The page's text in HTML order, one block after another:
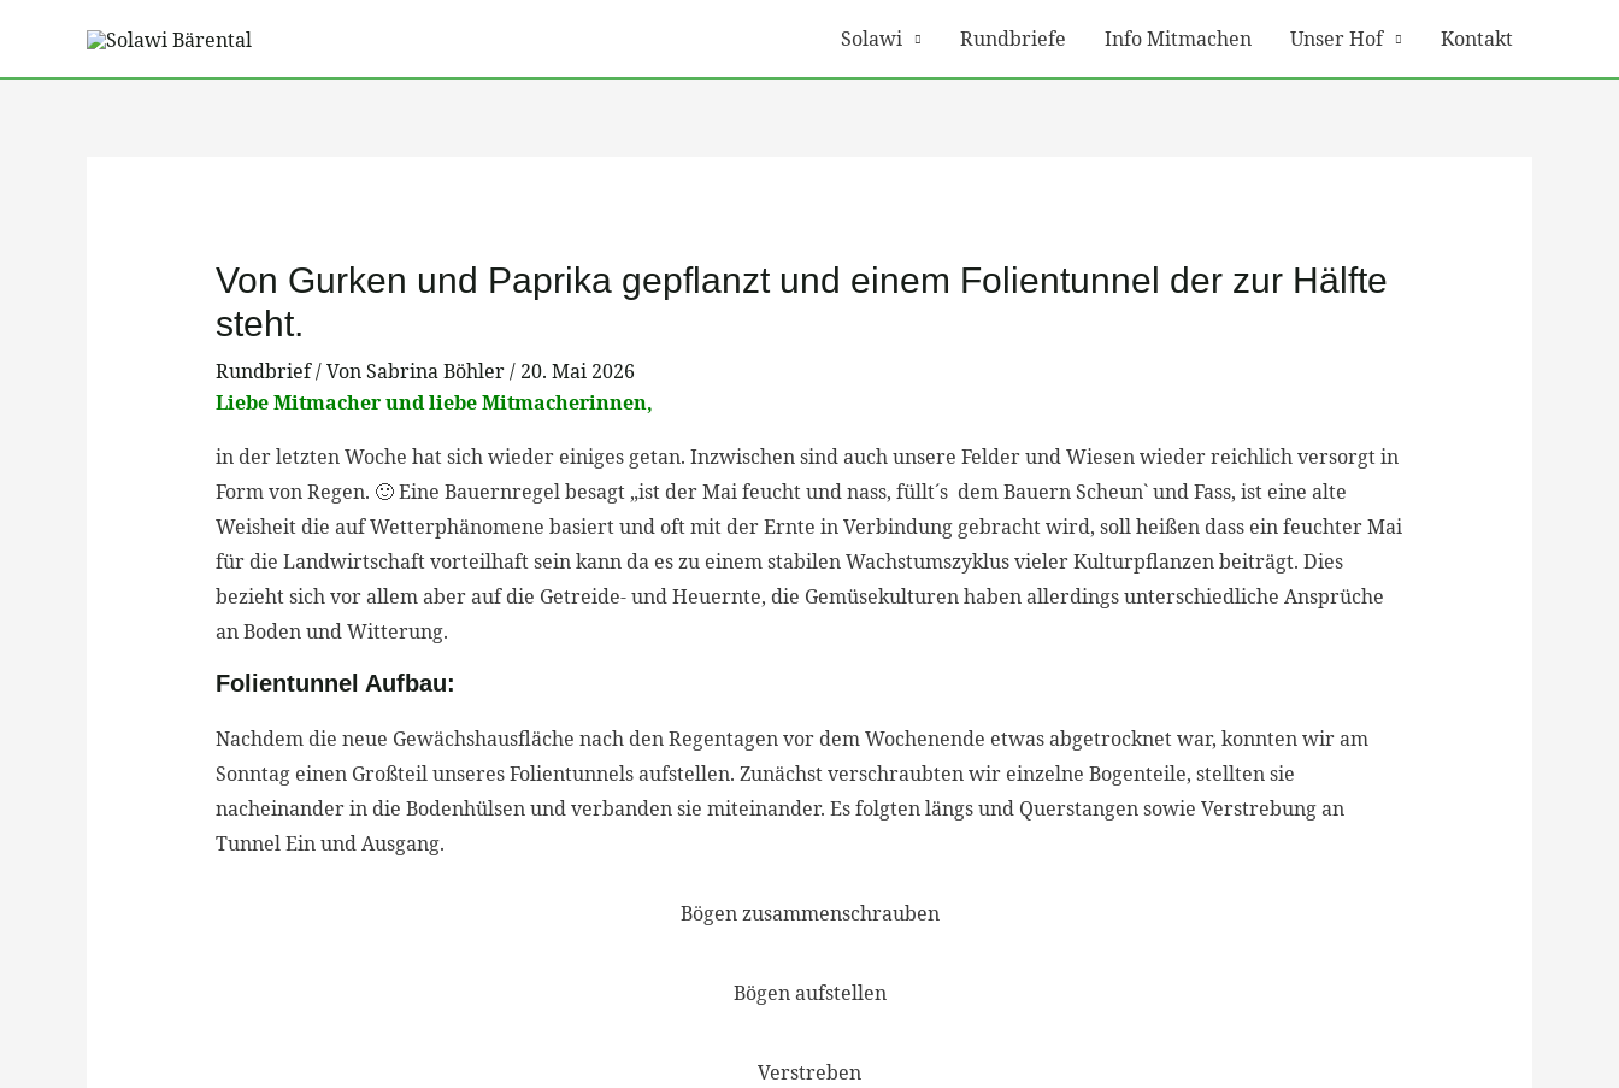
springen
Solawi Rundbriefe Info Mitmachen Unser Hof Kontakt
Von Gurken und Paprika gepflanzt und einem Folientunnel der zur Hälfte
steht.
Rundbrief/ VonSabrina Böhler/ 20. Mai 2026
Liebe Mitmacher und liebe Mitmacherinnen,
in der letzten Woche hat sich wieder einiges getan. Inzwischen sind auch unsere Felder und Wiesen wieder reichlich versorgt in
Form von Regen. 🙂 Eine Bauernregel besagt „ist der Mai feucht und nass, füllt´s dem Bauern Scheun` und Fass, ist eine alte
Weisheit die auf Wetterphänomene basiert und oft mit der Ernte in Verbindung gebracht wird, soll heißen dass ein feuchter Mai
für die Landwirtschaft vorteilhaft sein kann da es zu einem stabilen Wachstumszyklus vieler Kulturpflanzen beiträgt. Dies
bezieht sich vor allem aber auf die Getreide- und Heuernte, die Gemüsekulturen haben allerdings unterschiedliche Ansprüche
an Boden und Witterung.
Folientunnel Aufbau:
Nachdem die neue Gewächshausfläche nach den Regentagen vor dem Wochenende etwas abgetrocknet war, konnten wir am
Sonntag einen Großteil unseres Folientunnels aufstellen. Zunächst verschraubten wir einzelne Bogenteile, stellten sie
nacheinander in die Bodenhülsen und verbanden sie miteinander. Es folgten längs und Querstangen sowie Verstrebung an
Tunnel Ein und Ausgang.
Bögen zusammenschrauben
Bögen aufstellen
Verstreben